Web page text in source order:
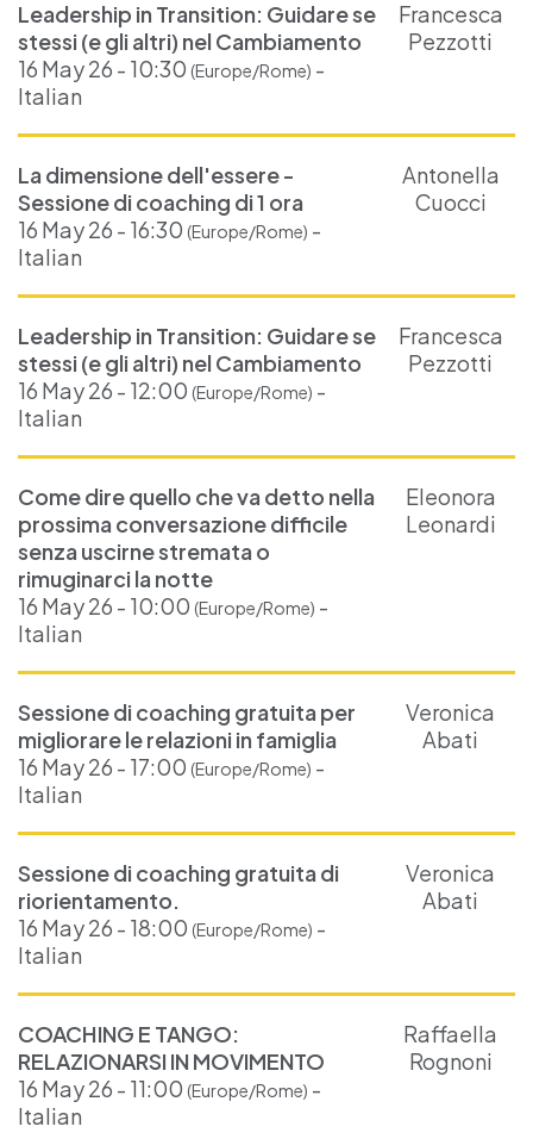
Leadership in Transition: Guidare se
stessi (e gli altri) nel Cambiamento
16 May 26 - 10:30 (Europe/Rome) -
Italian
Francesca
Pezzotti
La dimensione dell'essere -
Sessione di coaching di 1 ora
16 May 26 - 16:30 (Europe/Rome) -
Italian
Antonella
Cuocci
Leadership in Transition: Guidare se
stessi (e gli altri) nel Cambiamento
16 May 26 - 12:00 (Europe/Rome) -
Italian
Francesca
Pezzotti
Come dire quello che va detto nella
prossima conversazione difficile
senza uscirne stremata o
rimuginarci la notte
16 May 26 - 10:00 (Europe/Rome) -
Italian
Eleonora
Leonardi
Sessione di coaching gratuita per
migliorare le relazioni in famiglia
16 May 26 - 17:00 (Europe/Rome) -
Italian
Veronica
Abati
Sessione di coaching gratuita di
riorientamento.
16 May 26 - 18:00 (Europe/Rome) -
Italian
Veronica
Abati
COACHING E TANGO:
RELAZIONARSI IN MOVIMENTO
16 May 26 - 11:00 (Europe/Rome) -
Italian
Raffaella
Rognoni